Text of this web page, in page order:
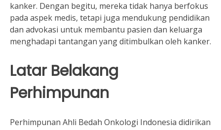
kanker. Dengan begitu, mereka tidak hanya berfokus
pada aspek medis, tetapi juga mendukung pendidikan
dan advokasi untuk membantu pasien dan keluarga
menghadapi tantangan yang ditimbulkan oleh kanker.
Latar Belakang
Perhimpunan
Perhimpunan Ahli Bedah Onkologi Indonesia didirikan